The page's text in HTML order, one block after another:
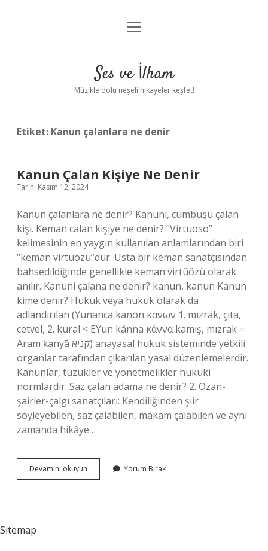
Anasayfa
Yasal Uyarı
menüyü
Ses ve İlham
Müzikle dolu neşeli hikayeler keşfet!
Etiket: Kanun çalanlara ne denir
Kanun Çalan Kişiye Ne Denir
Tarih: Kasım 12, 2024
Kanun çalanlara ne denir? Kanuni, cümbüşü çalan
kişi. Keman calan kişiye ne denir? “Virtuoso”
kelimesinin en yaygın kullanılan anlamlarından biri
“keman virtüözü”dür. Usta bir keman sanatçısından
bahsedildiğinde genellikle keman virtüözü olarak
anılır. Kanuni çalana ne denir? kanun, kanun Kanun
kime denir? Hukuk veya hukuk olarak da
adlandırılan (Yunanca kanōn κανων 1. mızrak, çıta,
cetvel, 2. kural < EYun kánna κάννα kamış, mızrak =
Aram ḳanyā קניא) anayasal hukuk sisteminde yetkili
organlar tarafından çıkarılan yasal düzenlemelerdir.
Kanunlar, tüzükler ve yönetmelikler hukuki
normlardır. Saz çalan adama ne denir? 2. Ozan-
şairler-çalgı sanatçıları: Kendiliğinden şiir
söyleyebilen, saz çalabilen, makam çalabilen ve aynı
zamanda hikâye…
Devamını okuyun
Çalan
Yorum Bırak
Sitemap